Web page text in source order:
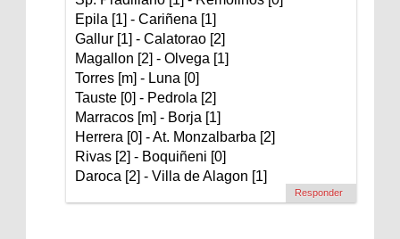
Epila [1] - Cariñena [1]
Gallur [1] - Calatorao [2]
Magallon [2] - Olvega [1]
Torres [m] - Luna [0]
Tauste [0] - Pedrola [2]
Marracos [m] - Borja [1]
Herrera [0] - At. Monzalbarba [2]
Rivas [2] - Boquiñeni [0]
Daroca [2] - Villa de Alagon [1]
Responder